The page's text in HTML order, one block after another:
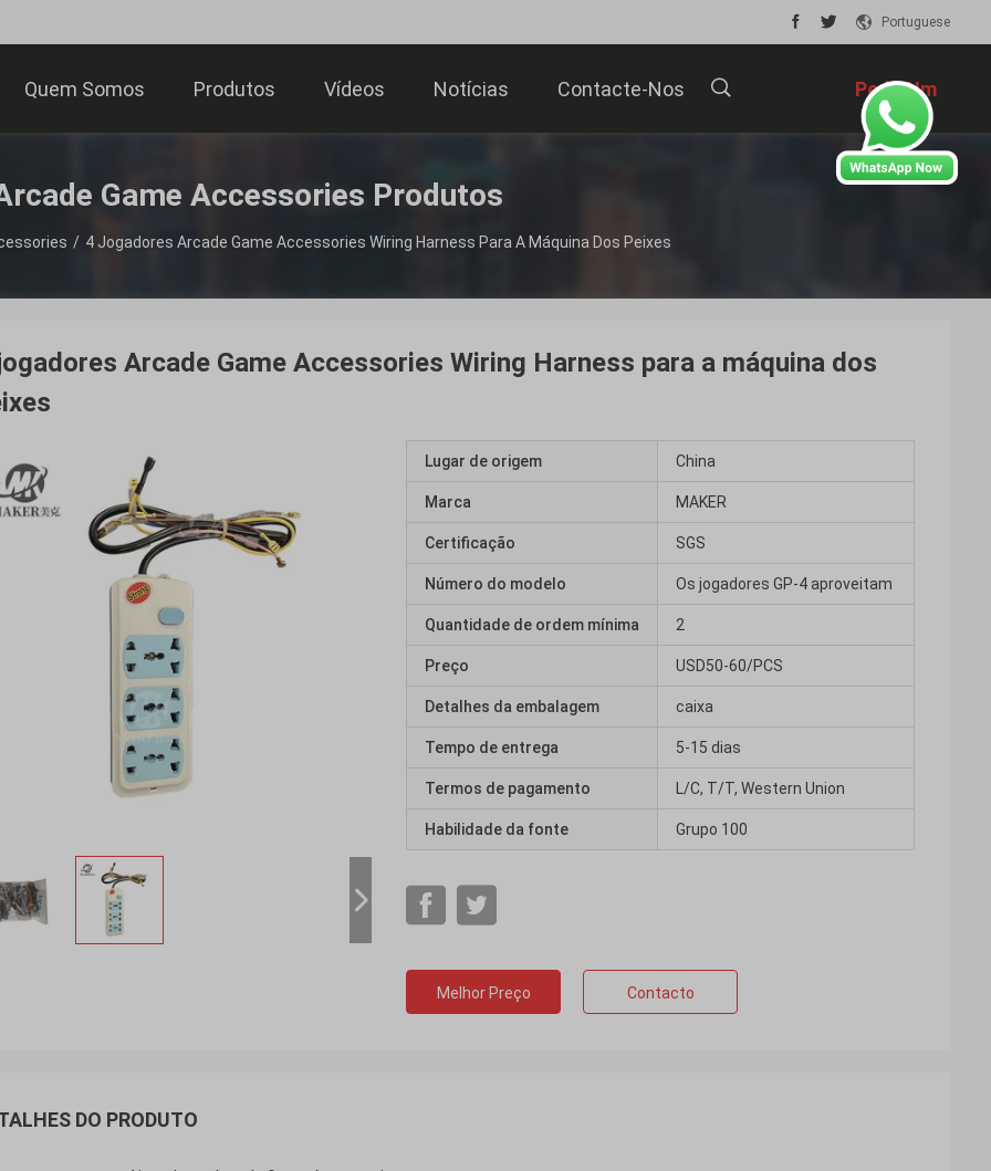
Portuguese
Quem Somos Produtos Vídeos Notícias Contacte-Nos Pedir Um
Orçamento
Game Accessories Produtos
/ 4 Jogadores Arcade Game Accessories Wiring Harness Para A Máquina Dos Peixes
Arcade Game Accessories Wiring Harness para a máquina dos
Lugar de origem China
Marca MAKER
Certificação SGS
Número do modelo Os jogadores GP-4 aproveitam
Quantidade de ordem mínima 2
Preço USD50-60/PCS
Detalhes da embalagem caixa
Tempo de entrega 5-15 dias
Termos de pagamento L/C, T/T, Western Union
Habilidade da fonte Grupo 100
Melhor Preço Contacto
DO PRODUTO